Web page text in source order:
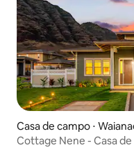
Casa de campo ⋅
Cottage Nene - Casa